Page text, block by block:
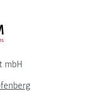
FH JOANNEUM Logo
mbH